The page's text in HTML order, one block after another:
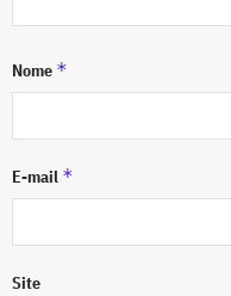
Nome *
E-mail *
Site